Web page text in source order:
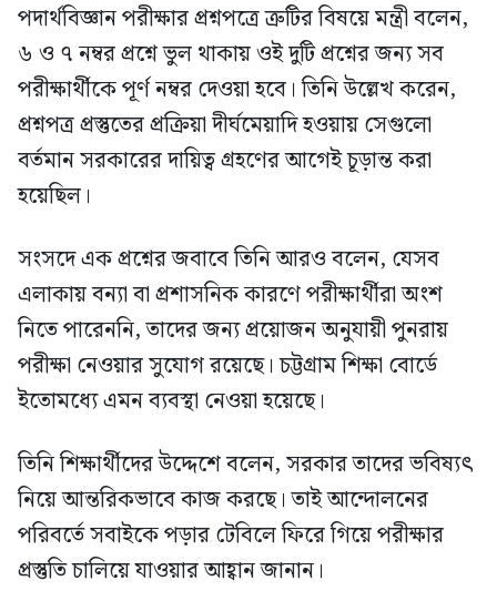
পদার্থবিজ্ঞান পরীক্ষার প্রশ্নপত্রে ত্রুটির বিষয়ে মন্ত্রী বলেন,
৬ ও ৭ নম্বর প্রশ্নে ভুল থাকায় ওই দুটি প্রশ্নের জন্য সব
পরীক্ষার্থীকে পূর্ণ নম্বর দেওয়া হবে। তিনি উল্লেখ করেন,
প্রশ্নপত্র প্রস্তুতের প্রক্রিয়া দীর্ঘমেয়াদি হওয়ায় সেগুলো
বর্তমান সরকারের দায়িত্ব গ্রহণের আগেই চূড়ান্ত করা
হয়েছিল।
সংসদে এক প্রশ্নের জবাবে তিনি আরও বলেন, যেসব
এলাকায় বন্যা বা প্রশাসনিক কারণে পরীক্ষার্থীরা অংশ
নিতে পারেননি, তাদের জন্য প্রয়োজন অনুযায়ী পুনরায়
পরীক্ষা নেওয়ার সুযোগ রয়েছে। চট্টগ্রাম শিক্ষা বোর্ডে
ইতোমধ্যে এমন ব্যবস্থা নেওয়া হয়েছে।
তিনি শিক্ষার্থীদের উদ্দেশে বলেন, সরকার তাদের ভবিষ্যৎ
নিয়ে আন্তরিকভাবে কাজ করছে। তাই আন্দোলনের
পরিবর্তে সবাইকে পড়ার টেবিলে ফিরে গিয়ে পরীক্ষার
প্রস্তুতি চালিয়ে যাওয়ার আহ্বান জানান।